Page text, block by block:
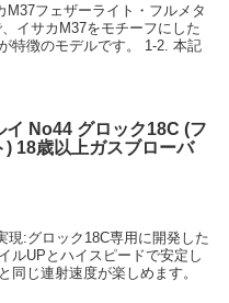
フェザーライト・フルメタ
イサカM37をモチーフにした
特徴のモデルです。 1-2. 本記
イ No44 グロック18C (フ
) 18歳以上ガスブローバ
現:グロック18C専用に開発した
ルUPとハイスピードで安定し
同じ連射速度が楽しめます。